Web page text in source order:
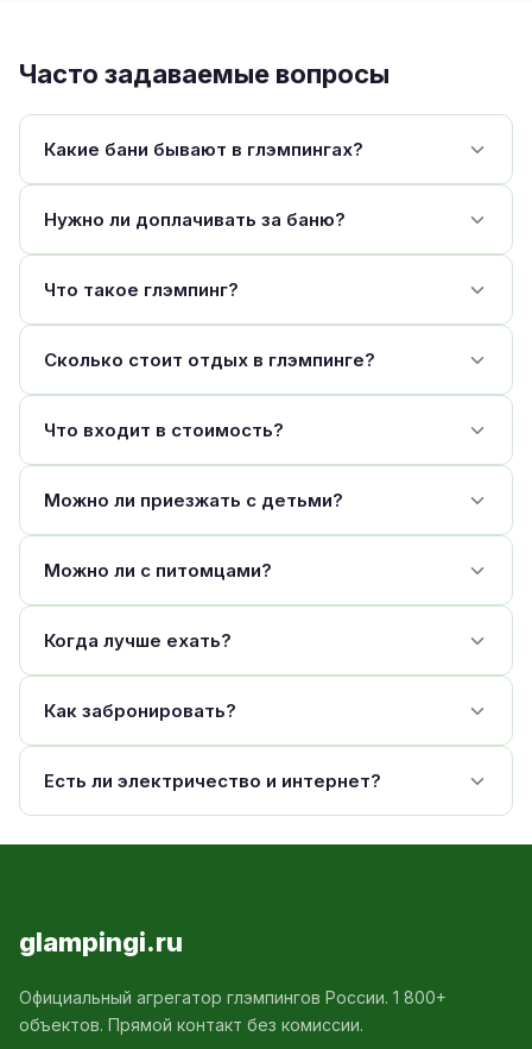
Часто задаваемые вопросы
Какие бани бывают в глэмпингах?
Нужно ли доплачивать за баню?
Что такое глэмпинг?
Сколько стоит отдых в глэмпинге?
Что входит в стоимость?
Можно ли приезжать с детьми?
Можно ли с питомцами?
Когда лучше ехать?
Как забронировать?
Есть ли электричество и интернет?
glampingi.ru
Официальный агрегатор глэмпингов России. 1 800+
объектов. Прямой контакт без комиссии.